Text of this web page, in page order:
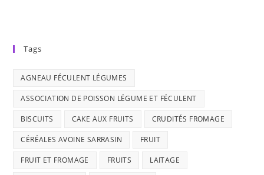
Tags
AGNEAU FÉCULENT LÉGUMES
ASSOCIATION DE POISSON LÉGUME ET FÉCULENT
BISCUITS CAKE AUX FRUITS CRUDITÉS FROMAGE
CÉRÉALES AVOINE SARRASIN FRUIT
FRUIT ET FROMAGE FRUITS LAITAGE